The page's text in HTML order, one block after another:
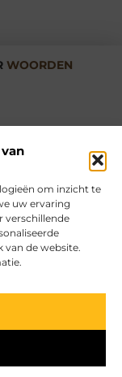
om inzicht te
uw ervaring
verschillende
van de website.
WOORDEN
Over ons
Cookiebeleid (EU)
met online inkomen